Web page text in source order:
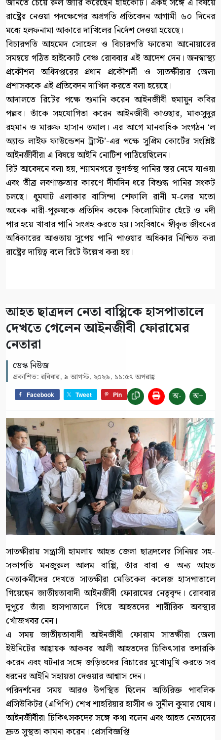
রাষ্ট্রের নেওয়া পদক্ষেপের অগ্রগতি প্রতিবেদন আগামী ৬০ দিনের
মধ্যে হলফনামা আকারে দাখিলের নির্দেশ দেওয়া হয়েছে।
বিচারপতি আহমেদ সোহেল ও বিচারপতি ফাতেমা আনোয়ারের
সমন্বয়ে গঠিত হাইকোর্ট বেঞ্চ রোববার এই আদেশ দেন। জনস্বাস্থ্য
প্রকৌশল অধিদপ্তরের প্রধান প্রকৌশলী ও সাতক্ষীরার জেলা
প্রশাসককে এই প্রতিবেদন দাখিল করতে বলা হয়েছে।
আদালতে রিটের পক্ষে শুনানি করেন আইনজীবী হুমায়ুন কবির
পল্লব। তাঁকে সহযোগিতা করেন আইনজীবী কাওছার, মাকসুদুর
রহমান ও মারুফ হাসান তমাল। এর আগে মানবাধিক সংগঠন ‘ল
অ্যান্ড লাইফ ফাউন্ডেশন ট্রাস্ট’-এর পক্ষে সুপ্রিম কোর্টের সংশ্লিষ্ট
আইনজীবীরা এ বিষয়ে আইনি নোটিশ পাঠিয়েছিলেন।
রিট আবেদনে বলা হয়, শ্যামনগরে ভূগর্ভস্থ পানির স্তর নেমে যাওয়া
এবং তীব্র লবণাক্ততার কারণে দীর্ঘদিন ধরে বিশুদ্ধ পানির সংকট
চলছে। ধুমঘাট এলাকার বাসিন্দা শেফালি রানী ম-লের মতো
অনেক নারী-পুরুষকে প্রতিদিন কয়েক কিলোমিটার হেঁটে ও নদী
পার হয়ে খাবার পানি সংগ্রহ করতে হয়। সংবিধানে স্বীকৃত জীবনের
অধিকারের আওতায় সুপেয় পানি পাওয়ার অধিকার নিশ্চিত করা
রাষ্ট্রের দায়িত্ব বলে রিটে উল্লেখ করা হয়।
আহত ছাত্রদল নেতা বাপ্পিকে হাসপাতালে
দেখতে গেলেন আইনজীবী ফোরামের
নেতারা
ডেস্ক নিউজ
প্রকাশিত: রবিবার, ৯ আগস্ট, ২০২৬, ১১:৫৭ অপরাহ্ণ
Facebook Tweet Pin অ- অ+
সাতক্ষীরায় সন্ত্রাসী হামলায় আহত জেলা ছাত্রদলের সিনিয়র সহ-
সভাপতি মনজুরুল আলম বাপ্পি, তাঁর বাবা ও অন্য আহত
নেতাকর্মীদের দেখতে সাতক্ষীরা মেডিকেল কলেজ হাসপাতালে
গিয়েছেন জাতীয়তাবাদী আইনজীবী ফোরামের নেতৃবৃন্দ। রোববার
দুপুরে তাঁরা হাসপাতালে গিয়ে আহতদের শারীরিক অবস্থার
খোঁজখবর নেন।
এ সময় জাতীয়তাবাদী আইনজীবী ফোরাম সাতক্ষীরা জেলা
ইউনিটের আহ্বায়ক আকবর আলী আহতদের চিকিৎসার তদারকি
করেন এবং ঘটনার সঙ্গে জড়িতদের বিচারের মুখোমুখি করতে সব
ধরনের আইনি সহায়তা দেওয়ার আশ্বাস দেন।
পরিদর্শনের সময় আরও উপস্থিত ছিলেন অতিরিক্ত পাবলিক
প্রসিউকিটর (এপিপি) শেখ শাহরিয়ার হাসীব ও সুনীল কুমার ঘোষ।
আইনজীবীরা চিকিৎসকদের সঙ্গে কথা বলেন এবং আহত নেতাদের
দ্রুত সুস্থতা কামনা করেন। প্রেসবিজ্ঞপ্তি